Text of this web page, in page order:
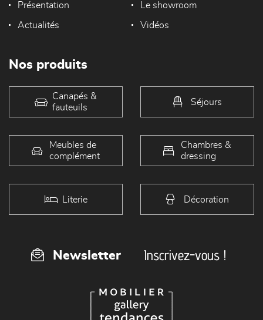
Présentation Le showroom
Actualités Vidéos
Nos produits
Canapés &
fauteuils
Séjours
Meubles de
complément
Chambres &
dressing
Literie Décoration
Newsletter Inscrivez-vous !